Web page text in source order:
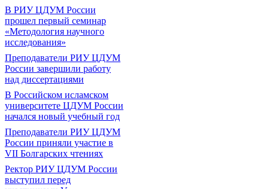
В РИУ ЦДУМ России
прошел первый семинар
«Методология научного
исследования»
Преподаватели РИУ ЦДУМ
России завершили работу
над диссертациями
В Российском исламском
университете ЦДУМ России
начался новый учебный год
Преподаватели РИУ ЦДУМ
России приняли участие в
VII Болгарских чтениях
Ректор РИУ ЦДУМ России
выступил перед